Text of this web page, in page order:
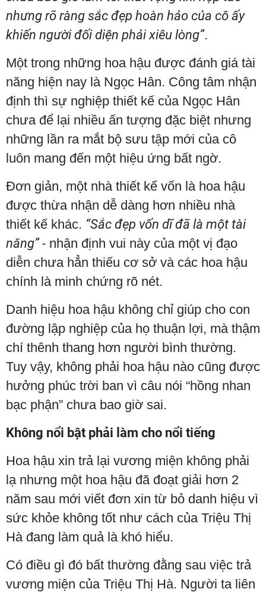
nhưng rõ ràng sắc đẹp hoàn hảo của cô ấy
khiến người đối diện phải xiêu lòng”.
Một trong những hoa hậu được đánh giá tài
năng hiện nay là Ngọc Hân. Công tâm nhận
định thì sự nghiệp thiết kế của Ngọc Hân
chưa để lại nhiều ấn tượng đặc biệt nhưng
những lần ra mắt bộ sưu tập mới của cô
luôn mang đến một hiệu ứng bất ngờ.
Đơn giản, một nhà thiết kế vốn là hoa hậu
được thừa nhận dễ dàng hơn nhiều nhà
thiết kế khác. “Sắc đẹp vốn dĩ đã là một tài
năng” - nhận định vui này của một vị đạo
diễn chưa hẳn thiếu cơ sở và các hoa hậu
chính là minh chứng rõ nét.
Danh hiệu hoa hậu không chỉ giúp cho con
đường lập nghiệp của họ thuận lợi, mà thậm
chí thênh thang hơn người bình thường.
Tuy vậy, không phải hoa hậu nào cũng được
hưởng phúc trời ban vì câu nói “hồng nhan
bạc phận” chưa bao giờ sai.
Không nổi bật phải làm cho nổi tiếng
Hoa hậu xin trả lại vương miện không phải
lạ nhưng một hoa hậu đã đoạt giải hơn 2
năm sau mới viết đơn xin từ bỏ danh hiệu vì
sức khỏe không tốt như cách của Triệu Thị
Hà đang làm quả là khó hiểu.
Có điều gì đó bất thường đằng sau việc trả
vương miện của Triệu Thị Hà. Người ta liên